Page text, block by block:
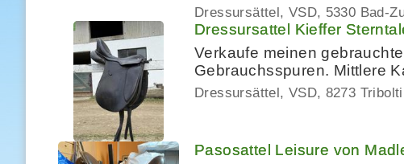
Dressursättel, VSD 5330 Bad-
Dressursattel Kieffer
Verkaufe meinen
Gebrauchsspuren. Mittlere
Dressursättel, VSD 8273
Pasosattel Leisure von